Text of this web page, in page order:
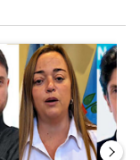
de la ley de
de tendencia con el